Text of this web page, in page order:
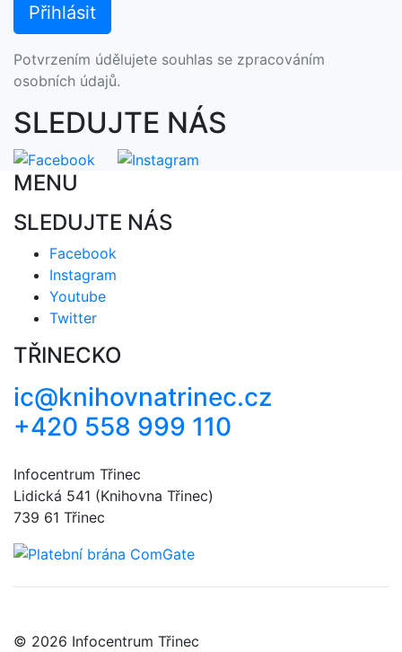
Potvrzením údělujete souhlas se zpracováním
osobních údajů.
SLEDUJTE NÁS
MENU
SLEDUJTE NÁS
Facebook
Instagram
Youtube
Twitter
TŘINECKO
ic@knihovnatrinec.cz
+420 558 999 110
Infocentrum Třinec
Lidická 541 (Knihovna Třinec)
739 61 Třinec
© 2026 Infocentrum Třinec